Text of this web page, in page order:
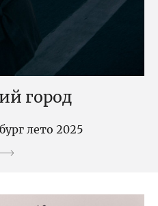
город
лето 2025